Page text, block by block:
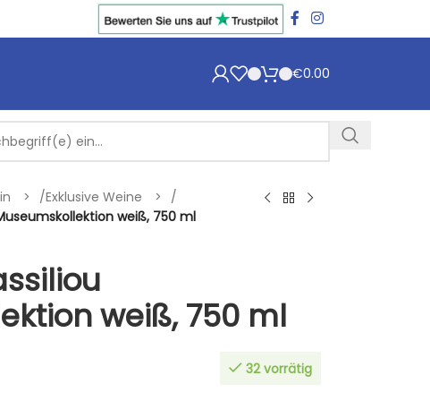
€0.00
/Exklusive Weine
/
weiß, 750 ml
weiß, 750 ml
32 vorrätig